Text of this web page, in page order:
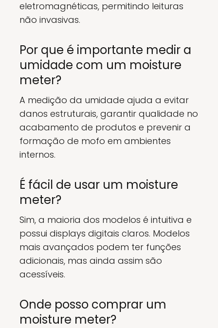
eletromagnéticas, permitindo leituras
não invasivas.
Por que é importante medir a
umidade com um moisture
meter?
A medição da umidade ajuda a evitar
danos estruturais, garantir qualidade no
acabamento de produtos e prevenir a
formação de mofo em ambientes
internos.
É fácil de usar um moisture
meter?
Sim, a maioria dos modelos é intuitiva e
possui displays digitais claros. Modelos
mais avançados podem ter funções
adicionais, mas ainda assim são
acessíveis.
Onde posso comprar um
moisture meter?